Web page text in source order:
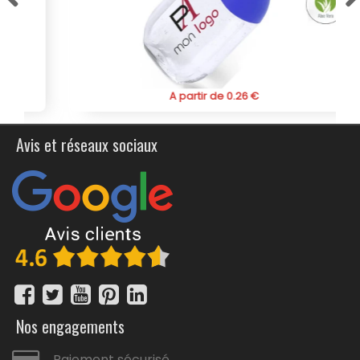
hydroalcoolique publicitaire personnalisé, un flacon à
extrait de balsamique et d’aloe vera pour allier hygiène,
confort et promotion efficace de votre marque.
A partir de 0.26 €
Avis et réseaux sociaux
Nos engagements